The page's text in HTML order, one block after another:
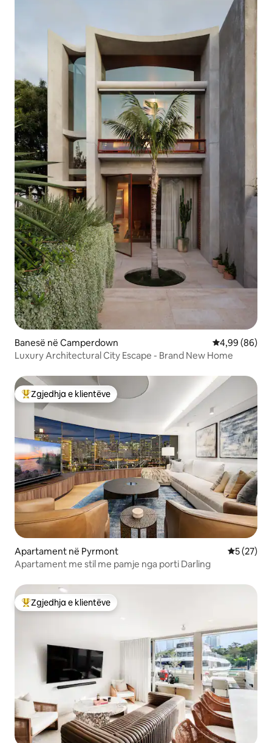
Banesë në Camperdown Vlerësimi
4,99 (86)
Luxury Architectural City Escape - Brand New Home
Më të mirat e zgjedhjeve të klientëve
Zgjedhja e klientëve
Apartament në Pyrmont Vlerësimi
5 (27)
Apartament me stil me pamje nga porti Darling
Më të mirat e zgjedhjeve të klientëve
Zgjedhja e klientëve